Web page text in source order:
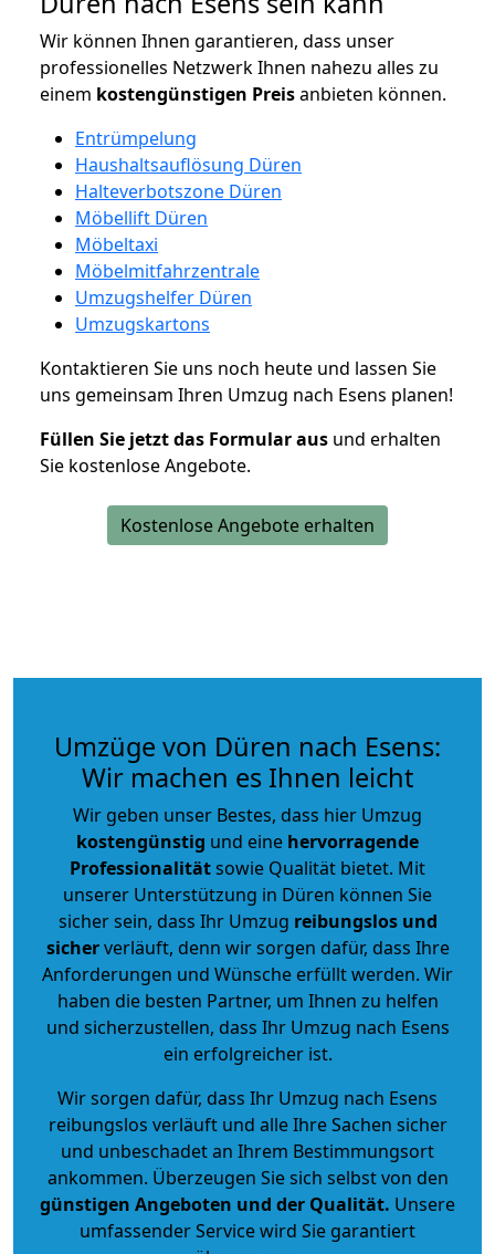
Wir können Ihnen garantieren, dass unser
professionelles Netzwerk Ihnen nahezu alles zu
einem kostengünstigen Preisanbieten können.
Entrümpelung
Haushaltsauflösung Düren
Halteverbotszone Düren
Möbellift Düren
Möbeltaxi
Möbelmitfahrzentrale
Umzugshelfer Düren
Umzugskartons
Kontaktieren Sie uns noch heute und lassen Sie
uns gemeinsam Ihren Umzug nach Esens planen!
Füllen Sie jetzt das Formular aus und erhalten
Sie kostenlose Angebote.
Kostenlose Angebote erhalten
Umzüge von Düren nach Esens:
Wir machen es Ihnen leicht
Wir geben unser Bestes, dass hier Umzug
kostengünstig und eine hervorragende
Professionalitätsowie Qualität bietet. Mit
unserer Unterstützung in Düren können Sie
sicher sein, dass Ihr Umzug reibungslos und
sicherverläuft, denn wir sorgen dafür, dass Ihre
Anforderungen und Wünsche erfüllt werden. Wir
haben die besten Partner, um Ihnen zu helfen
und sicherzustellen, dass Ihr Umzug nach Esens
ein erfolgreicher ist.
Wir sorgen dafür, dass Ihr Umzug nach Esens
reibungslos verläuft und alle Ihre Sachen sicher
und unbeschadet an Ihrem Bestimmungsort
ankommen. Überzeugen Sie sich selbst von den
günstigen Angeboten und der Qualität. Unsere
umfassender Service wird Sie garantiert